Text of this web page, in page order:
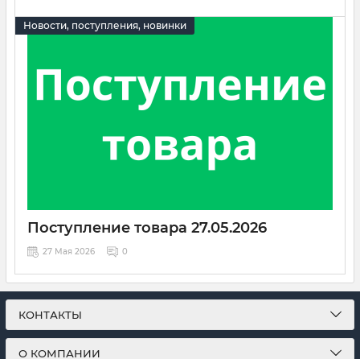
Поступлениеинструментаиоснасткипроизводителей ЕС и
Азии.
Новости, поступления, новинки
Поступление товара 27.05.2026
27 Мая 2026 0
Поступлениеинструментаиоснасткипроизводителей ЕС и
Азии.
КОНТАКТЫ
О КОМПАНИИ